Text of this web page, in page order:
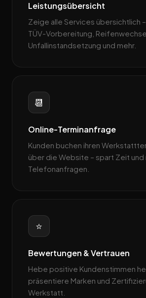
Leistungsübersicht
Zeige alle Services übersichtlich
TÜV-Vorbereitung,
Unfallinstandsetzung und mehr.
📆
Online-Terminanfrage
Kunden buchen ihren
über die Website – spart Zeit
Telefonanfragen.
⭐
Bewertungen & Vertrauen
Hebe positive Kundenstimmen
präsentiere Marken und
Werkstatt.